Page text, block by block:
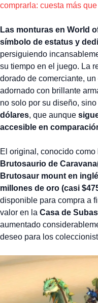
comprarla: cuesta más
Las monturas en World
símbolo de estatus y
persiguiendo
su tiempo en el juego. La
dorado de comerciante,
adornado con brillante
no solo por su diseño,
dólares, que aunque
accesible en
El original, conocido como
Brutosaurio de
Brutosaur mount en
millones de oro (casi
disponible para compra a
valor en la Casa de
aumentado
deseo para los